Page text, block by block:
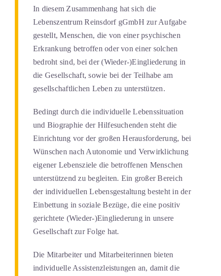
In diesem Zusammenhang hat sich die
Lebenszentrum Reinsdorf gGmbH zur Aufgabe
gestellt, Menschen, die von einer psychischen
Erkrankung betroffen oder von einer solchen
bedroht sind, bei der (Wieder-)Eingliederung in
die Gesellschaft, sowie bei der Teilhabe am
gesellschaftlichen Leben zu unterstützen.
Bedingt durch die individuelle Lebenssituation
und Biographie der Hilfesuchenden steht die
Einrichtung vor der großen Herausforderung, bei
Wünschen nach Autonomie und Verwirklichung
eigener Lebensziele die betroffenen Menschen
unterstützend zu begleiten. Ein großer Bereich
der individuellen Lebensgestaltung besteht in der
Einbettung in soziale Bezüge, die eine positiv
gerichtete (Wieder-)Eingliederung in unsere
Gesellschaft zur Folge hat.
Die Mitarbeiter und Mitarbeiterinnen bieten
individuelle Assistenzleistungen an, damit die